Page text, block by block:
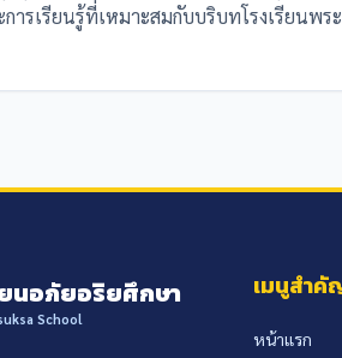
ารเรียนรู้ที่เหมาะสมกับบริบทโรงเรียนพร
ยนอภัยอริยศึกษา
School
เมนูสำคั
หน้าแรก